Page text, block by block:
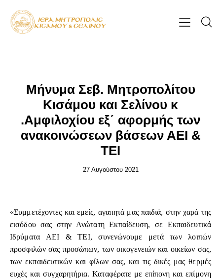
Μήνυμα Σεβ. Μητροπολίτου
Κισάμου και Σελίνου κ
.Αμφιλοχίου εξ΄ αφορμής των
ανακοινώσεων βάσεων ΑΕΙ &
ΤΕΙ
27 Αυγούστου 2021
«Συμμετέχοντες και εμείς, αγαπητά μας παιδιά, στην χαρά της
εισόδου σας στην Ανώτατη Εκπαίδευση, σε Εκπαιδευτικά
Ιδρύματα ΑΕΙ & ΤΕΙ, συνενώνουμε μετά των λοιπών
προσφιλών σας προσώπων, των οικογενειών και οικείων σας,
των εκπαιδευτικών και φίλων σας, και τις δικές μας θερμές
ευχές και συγχαρητήρια. Καταφέρατε με επίπονη και επίμονη